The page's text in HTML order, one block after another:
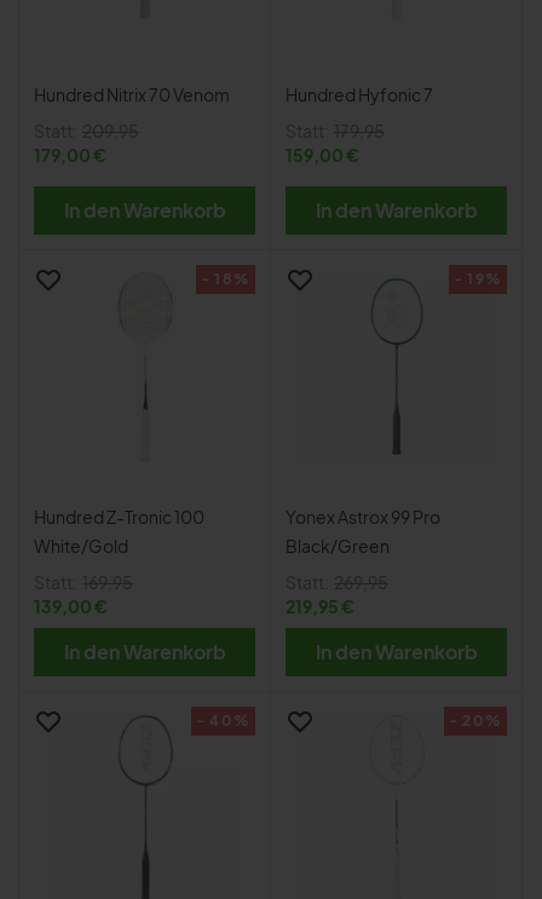
Hundred Nitrix 70 Venom
Statt: 209,95
179,00 €
In den Warenkorb
Hundred Hyfonic 7
Statt: 179,95
159,00 €
In den Warenkorb
- 18%
Hundred Z-Tronic 100
White/Gold
Statt: 169,95
139,00 €
In den Warenkorb
- 19%
Yonex Astrox 99 Pro
Black/Green
Statt: 269,95
219,95 €
In den Warenkorb
- 40% - 20%